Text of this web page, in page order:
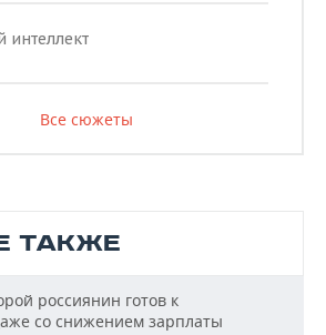
интеллект
Все сюжеты
ТАКЖЕ
россиянин готов к
со снижением зарплаты